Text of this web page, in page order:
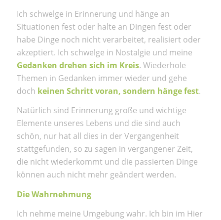
Ich schwelge in Erinnerung und hänge an
Situationen fest oder halte an Dingen fest oder
habe Dinge noch nicht verarbeitet, realisiert oder
akzeptiert. Ich schwelge in Nostalgie und meine
Gedanken drehen sich im Kreis. Wiederhole
Themen in Gedanken immer wieder und gehe
doch keinen Schritt voran, sondern hänge fest.
Natürlich sind Erinnerung große und wichtige
Elemente unseres Lebens und die sind auch
schön, nur hat all dies in der Vergangenheit
stattgefunden, so zu sagen in vergangener Zeit,
die nicht wiederkommt und die passierten Dinge
können auch nicht mehr geändert werden.
Die Wahrnehmung
Ich nehme meine Umgebung wahr. Ich bin im Hier